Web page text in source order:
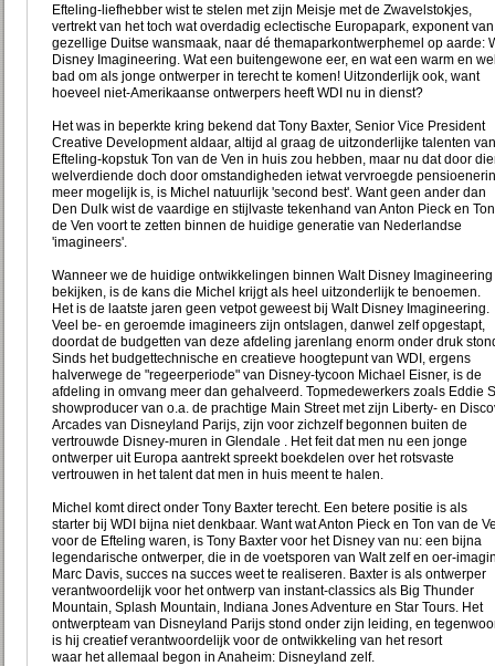
Efteling-liefhebber wist te stelen met zijn Meisje met de Zwavelstokjes,
vertrekt van het toch wat overdadig eclectische Europapark, exponent
gezellige Duitse wansmaak, naar dé themaparkontwerphemel op aarde:
Disney Imagineering. Wat een buitengewone eer, en wat een warm en
bad om als jonge ontwerper in terecht te komen! Uitzonderlijk ook, want
hoeveel niet-Amerikaanse ontwerpers heeft WDI nu in dienst?
Het was in beperkte kring bekend dat Tony Baxter, Senior Vice President
Creative Development aldaar, altijd al graag de uitzonderlijke talenten van
Efteling-kopstuk Ton van de Ven in huis zou hebben, maar nu dat door
welverdiende doch door omstandigheden ietwat vervroegde
meer mogelijk is, is Michel natuurlijk 'second best'. Want geen ander dan
Den Dulk wist de vaardige en stijlvaste tekenhand van Anton Pieck en
de Ven voort te zetten binnen de huidige generatie van Nederlandse
'imagineers'.
Wanneer we de huidige ontwikkelingen binnen Walt Disney Imagineering
bekijken, is de kans die Michel krijgt als heel uitzonderlijk te benoemen.
Het is de laatste jaren geen vetpot geweest bij Walt Disney Imagineering.
Veel be- en geroemde imagineers zijn ontslagen, danwel zelf opgestapt,
doordat de budgetten van deze afdeling jarenlang enorm onder druk
Sinds het budgettechnische en creatieve hoogtepunt van WDI, ergens
halverwege de "regeerperiode" van Disney-tycoon Michael Eisner, is de
afdeling in omvang meer dan gehalveerd. Topmedewerkers zoals Eddie
showproducer van o.a. de prachtige Main Street met zijn Liberty- en
Arcades van Disneyland Parijs, zijn voor zichzelf begonnen buiten de
vertrouwde Disney-muren in Glendale . Het feit dat men nu een jonge
ontwerper uit Europa aantrekt spreekt boekdelen over het rotsvaste
vertrouwen in het talent dat men in huis meent te halen.
Michel komt direct onder Tony Baxter terecht. Een betere positie is als
starter bij WDI bijna niet denkbaar. Want wat Anton Pieck en Ton van de
voor de Efteling waren, is Tony Baxter voor het Disney van nu: een bijna
legendarische ontwerper, die in de voetsporen van Walt zelf en oer-
Marc Davis, succes na succes weet te realiseren. Baxter is als ontwerper
verantwoordelijk voor het ontwerp van instant-classics als Big Thunder
Mountain, Splash Mountain, Indiana Jones Adventure en Star Tours. Het
ontwerpteam van Disneyland Parijs stond onder zijn leiding, en
is hij creatief verantwoordelijk voor de ontwikkeling van het resort
waar het allemaal begon in Anaheim: Disneyland zelf.